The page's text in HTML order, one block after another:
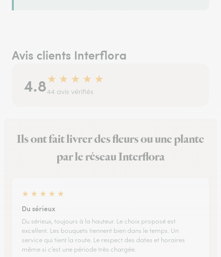
Avis clients Interflora
4.8★ ★ ★ ★ ★
44 avis vérifiés
Ils ont fait livrer des fleurs ou une plante
par le réseau Interflora
★ ★ ★ ★ ★
Du sérieux
Du sérieux, toujours à la hauteur. Le choix proposé est
excellent. Les bouquets tiennent bien dans le temps. Un
service qui tient la route. Le respect des dates et horaires
même si c’est une période très chargée.